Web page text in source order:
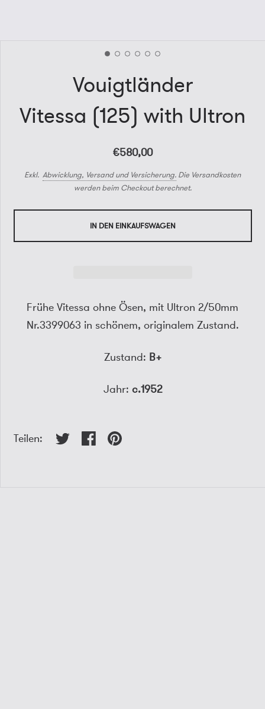
Vouigtländer
Vitessa (125) with Ultron
€580,00
Exkl.Abwicklung, Versand und Versicherung. Die Versandkosten
werden beim Checkout berechnet.
IN DEN EINKAUFSWAGEN
Frühe Vitessa ohne Ösen, mit Ultron 2/50mm
Nr.3399063 in schönem, originalem Zustand.
Zustand: B+
Jahr: c.1952
Teilen: